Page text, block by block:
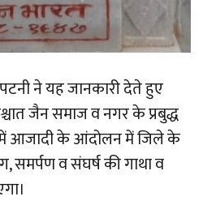
ने यह जानकारी देते हुए
जैन समाज व नगर के प्रबुद्ध
आजादी के आंदोलन में जिले के
समर्पण व संघर्ष की गाथा व